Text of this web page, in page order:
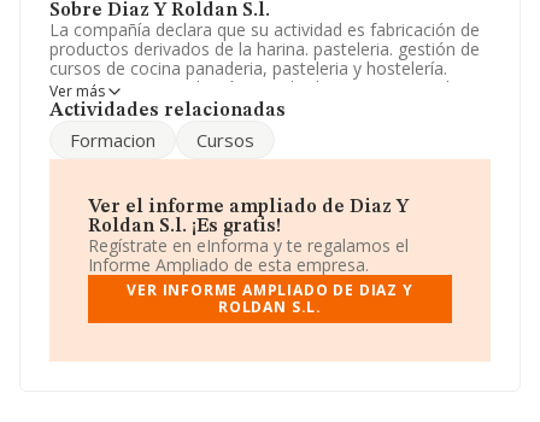
Sobre Diaz Y Roldan S.l.
La compañía declara que su actividad es fabricación de
productos derivados de la harina. pasteleria. gestión de
cursos de cocina panaderia, pasteleria y hostelería.
intervencion o mediación a titulo de agencia en todo
tipo de actividades relacionadas con los s. La sociedad
CNAE es 'Fabricación de pan y de productos frescos de
panadería y pastelería' con código 1071. La compañía
El número de empleados ha crecido y teniendo en
cuenta la información disponible en INFORMA, ha
dispuesto de un número de empleados por encima de la
media de sector.
Su teléfono es 924892398.
La sociedadDiaz y Roldan S.L, con número de
Ver más
Actividades relacionadas
Formacion Cursos
Ver el informe ampliado de Diaz Y
Roldan S.l. ¡Es gratis!
Regístrate en eInforma y te regalamos el
Informe Ampliado de esta empresa.
VER INFORME AMPLIADO DE DIAZ Y
ROLDAN S.L.